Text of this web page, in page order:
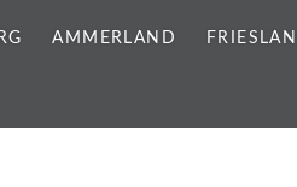
AMMERLAND